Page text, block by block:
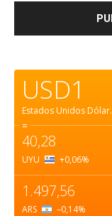
USD1
Estados Unidos Dólar.
=
40,28
UYU +0,06%
1.497,56
ARS –0,14%